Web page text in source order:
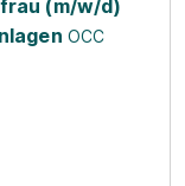
(m/w/d)
OCC